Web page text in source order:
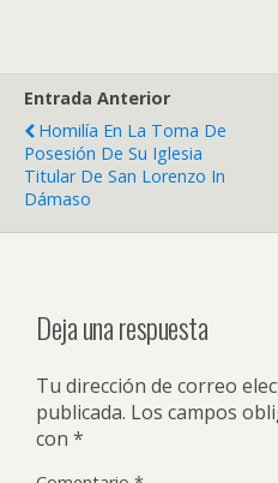
Entrada Anterior
Homilía En La Toma De
Posesión De Su Iglesia
Titular De San Lorenzo In
Dámaso
Deja una respuesta
Tu dirección de correo
publicada. Los campos
con *